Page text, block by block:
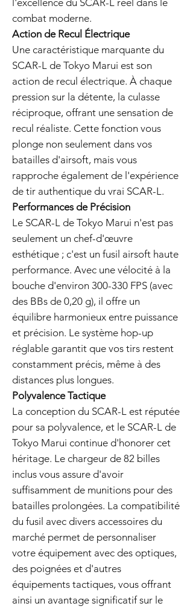
l'excellence du SCAR-L réel dans le
combat moderne.
Action de Recul Électrique
Une caractéristique marquante du
SCAR-L de Tokyo Marui est son
action de recul électrique. À chaque
pression sur la détente, la culasse
réciproque, offrant une sensation de
recul réaliste. Cette fonction vous
plonge non seulement dans vos
batailles d'airsoft, mais vous
rapproche également de l'expérience
de tir authentique du vrai SCAR-L.
Performances de Précision
Le SCAR-L de Tokyo Marui n'est pas
seulement un chef-d'œuvre
esthétique ; c'est un fusil airsoft haute
performance. Avec une vélocité à la
bouche d'environ 300-330 FPS (avec
des BBs de 0,20 g), il offre un
équilibre harmonieux entre puissance
et précision. Le système hop-up
réglable garantit que vos tirs restent
constamment précis, même à des
distances plus longues.
Polyvalence Tactique
La conception du SCAR-L est réputée
pour sa polyvalence, et le SCAR-L de
Tokyo Marui continue d'honorer cet
héritage. Le chargeur de 82 billes
inclus vous assure d'avoir
suffisamment de munitions pour des
batailles prolongées. La compatibilité
du fusil avec divers accessoires du
marché permet de personnaliser
votre équipement avec des optiques,
des poignées et d'autres
équipements tactiques, vous offrant
ainsi un avantage significatif sur le